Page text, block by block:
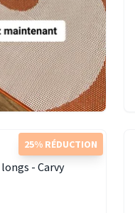
25% RÉDUCTION
- Carvy